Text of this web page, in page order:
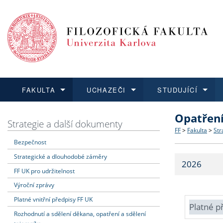
FAKULTA
Dozvědět se více
Struktura
Strategie
Fakultní
UCHAZEČI
Podat přihlášku
Co
Učitelské
STUDUJÍCÍ
Dozvědět se více
Dozvědět se více
O vědě a
Dozvědět se více
Aktuální
Strategie a další dokumenty
Bezpečnost
Strategické a dlouhodobé záměry
FF UK pro udržitelnost
Výroční zprávy
Platné vnitřní předpisy FF UK
Rozhodnutí a sdělení děkana, opatření a sdělení
FF > Fakulta >
2026
Platné